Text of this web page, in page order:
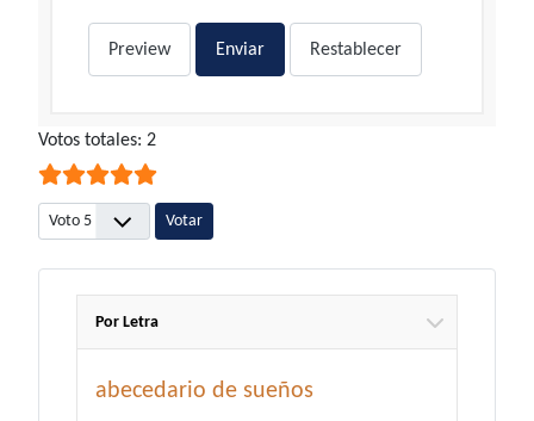
Preview Enviar Restablecer
Ratio:5/5
Votos totales: 2
Por favor, vote
Por Letra
abecedario de sueños